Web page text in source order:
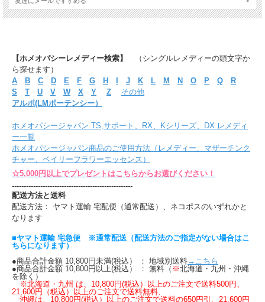
【ホメオパシーレメディー検索】
（シングルレメディーの頭文字か
ら探せます）
A
B C D E F G H J K L M N O P Q
R
S
T U V W X Y Z
その他
アルポ(LMポーテンシー）
ホメオパシージャパン TS,サポート、RX、Kシリーズ、DX レメディ
ー一覧
ホメオパシージャパン商品のご使用方法（レメディー、マザーチンク
チャー、ベイリーフラワーエッセンス）
☆5,000円以上でプレゼントはこちらからお選びください！
---------------------------------------------------
配送方法と送料
配送方法： ヤマト運輸 宅配便（通常配送）、ネコポスのいずれかと
なります
■ヤマト運輸 宅急便 ※通常配送（配送方法のご指定がない場合はこ
ちらになります）
●商品合計金額 10,800円未満(税込） ： 地域別送料→こちら
●商品合計金額 10,800円以上(税込） ： 無料（ ※北海道・九州・沖縄
を除く）
※北海道・九州 は、10,800円(税込）以上のご注文で送料500円、
21,600円（税込）以上のご注文で送料無料、
沖縄は、10,800円(税込）以上のご注文で送料の650円引、21,600円